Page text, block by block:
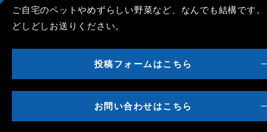
ご自宅のペットやめずらしい野菜など、なんでも結構です。
どしどしお送りください。
投稿フォームはこちら
お問い合わせはこちら